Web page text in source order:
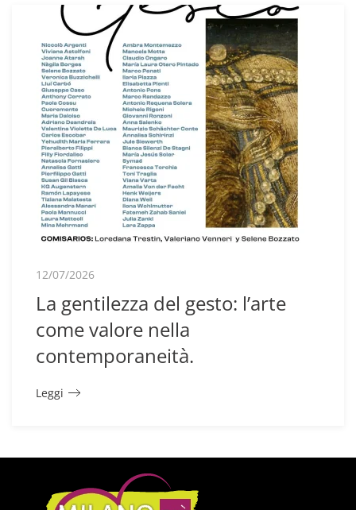
12/07/2026
La gentilezza del gesto: l’arte
come valore nella
contemporaneità.
Leggi